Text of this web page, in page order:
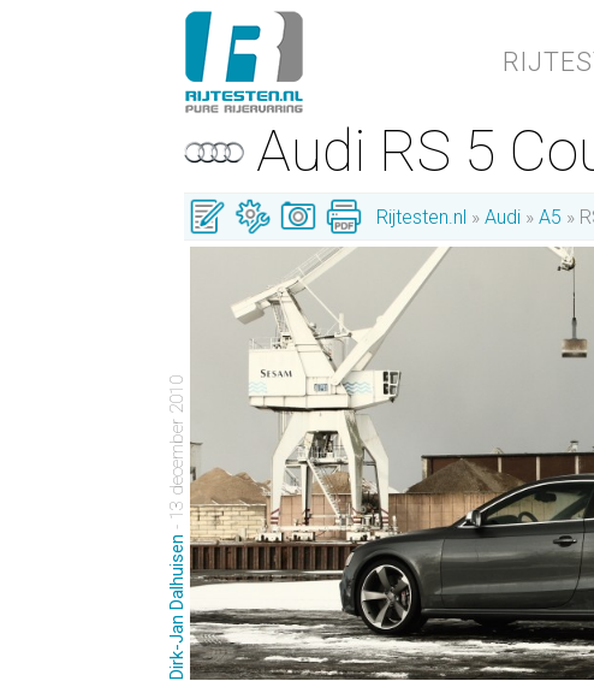
Audi RS 5
Rijtesten.nl Audi A5
Dirk-Jan Dalhuisen
- 13 december 2010